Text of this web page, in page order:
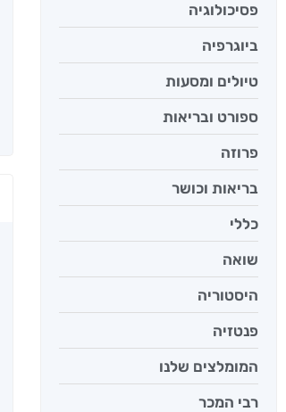
פסיכולוגיה
ביוגרפיה
טיולים ומסעות
ספורט ובריאות
פרוזה
בריאות וכושר
כללי
שואה
היסטוריה
פנטזיה
המומלצים שלנו
רבי המכר